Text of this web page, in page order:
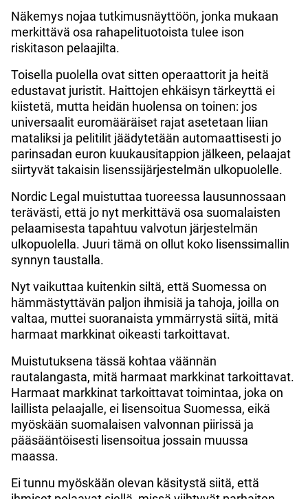
Näkemys nojaa tutkimusnäyttöön, jonka mukaan
merkittävä osa rahapelituotoista tulee ison
riskitason pelaajilta.
Toisella puolella ovat sitten operaattorit ja heitä
edustavat juristit. Haittojen ehkäisyn tärkeyttä ei
kiistetä, mutta heidän huolensa on toinen: jos
universaalit euromääräiset rajat asetetaan liian
mataliksi ja pelitilit jäädytetään automaattisesti jo
parinsadan euron kuukausitappion jälkeen, pelaajat
siirtyvät takaisin lisenssijärjestelmän ulkopuolelle.
Nordic Legal muistuttaa tuoreessa lausunnossaan
terävästi, että jo nyt merkittävä osa suomalaisten
pelaamisesta tapahtuu valvotun järjestelmän
ulkopuolella. Juuri tämä on ollut koko lisenssimallin
synnyn taustalla.
Nyt vaikuttaa kuitenkin siltä, että Suomessa on
hämmästyttävän paljon ihmisiä ja tahoja, joilla on
valtaa, muttei suoranaista ymmärrystä siitä, mitä
harmaat markkinat oikeasti tarkoittavat.
Muistutuksena tässä kohtaa väännän
rautalangasta, mitä harmaat markkinat tarkoittavat.
Harmaat markkinat tarkoittavat toimintaa, joka on
laillista pelaajalle, ei lisensoitua Suomessa, eikä
myöskään suomalaisen valvonnan piirissä ja
pääsääntöisesti lisensoitua jossain muussa
maassa.
Ei tunnu myöskään olevan käsitystä siitä, että